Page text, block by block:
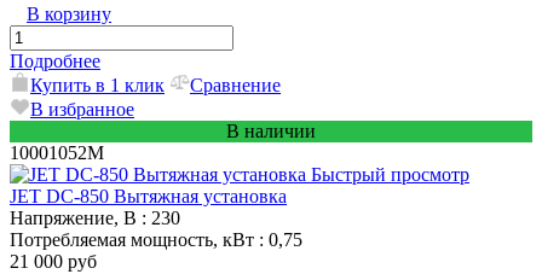
В корзину
Подробнее
Купить в 1 клик
Сравнение
В избранное
В наличии
10001052M
Быстрый просмотр
JET DC-850 Вытяжная установка
Напряжение, В : 230
Потребляемая мощность, кВт : 0,75
21 000 руб